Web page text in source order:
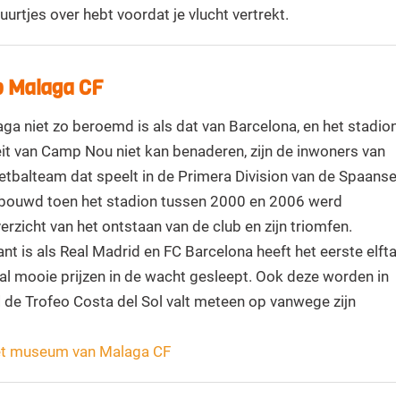
over hebt voordat je vlucht vertrekt.
CF
niet zo beroemd is als dat van Barcelona, en het
van Camp Nou niet kan benaderen, zijn de inwoners van
dat speelt in de Primera Division van de Spaanse
toen het stadion tussen 2000 en 2006 werd
van het ontstaan van de club en zijn triomfen.
is als Real Madrid en FC Barcelona heeft het eerste
mooie prijzen in de wacht gesleept. Ook deze worden in
Trofeo Costa del Sol valt meteen op vanwege zijn
museum van Malaga CF